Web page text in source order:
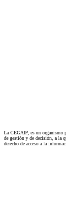
La CEGAIP, es un organismo
de gestión y de decisión, a la
derecho de acceso a la